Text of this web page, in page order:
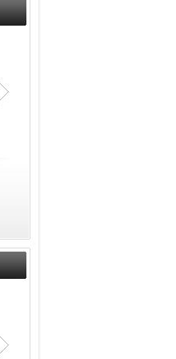
zamanda kendi yat limanı, helikopter
pisti ve seçkin villaları da içeren koca